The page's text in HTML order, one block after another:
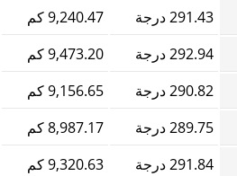
291.43 درجة
9,240.47 كم
292.94 درجة
9,473.20 كم
290.82 درجة
9,156.65 كم
289.75 درجة
8,987.17 كم
291.84 درجة
9,320.63 كم